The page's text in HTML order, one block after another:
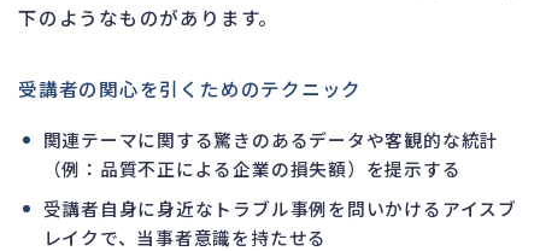
下のようなものがあります。
受講者の関心を引くためのテクニック
関連テーマに関する驚きのあるデータや客観的な統計
（例：品質不正による企業の損失額）を提示する
受講者自身に身近なトラブル事例を問いかけるアイスブ
レイクで、当事者意識を持たせる